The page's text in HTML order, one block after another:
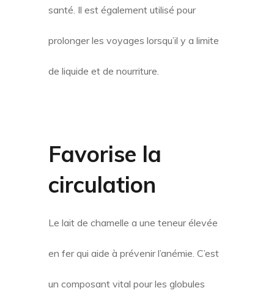
santé. Il est également utilisé pour
prolonger les voyages lorsqu’il y a limite
de liquide et de nourriture.
Favorise la
circulation
Le lait de chamelle a une teneur élevée
en fer qui aide à prévenir l’anémie. C’est
un composant vital pour les globules